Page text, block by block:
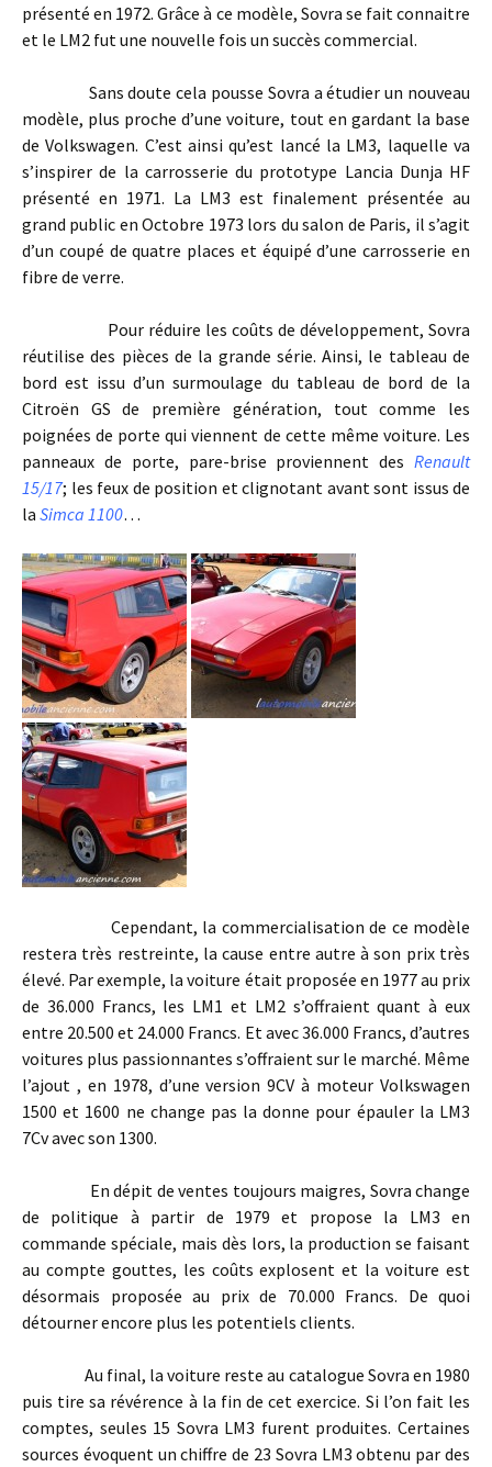
présenté en 1972. Grâce à ce modèle, Sovra se fait connaitre
et le LM2 fut une nouvelle fois un succès commercial.
Sans doute cela pousse Sovra a étudier un nouveau
modèle, plus proche d’une voiture, tout en gardant la base
de Volkswagen. C’est ainsi qu’est lancé la LM3, laquelle va
s’inspirer de la carrosserie du prototype Lancia Dunja HF
présenté en 1971. La LM3 est finalement présentée au
grand public en Octobre 1973 lors du salon de Paris, il s’agit
d’un coupé de quatre places et équipé d’une carrosserie en
fibre de verre.
Pour réduire les coûts de développement, Sovra
réutilise des pièces de la grande série. Ainsi, le tableau de
bord est issu d’un surmoulage du tableau de bord de la
Citroën GS de première génération, tout comme les
poignées de porte qui viennent de cette même voiture. Les
panneaux de porte, pare-brise proviennent des Renault
15/17; les feux de position et clignotant avant sont issus de
la Simca 1100…
Cependant, la commercialisation de ce modèle
restera très restreinte, la cause entre autre à son prix très
élevé. Par exemple, la voiture était proposée en 1977 au prix
de 36.000 Francs, les LM1 et LM2 s’offraient quant à eux
entre 20.500 et 24.000 Francs. Et avec 36.000 Francs, d’autres
voitures plus passionnantes s’offraient sur le marché. Même
l’ajout , en 1978, d’une version 9CV à moteur Volkswagen
1500 et 1600 ne change pas la donne pour épauler la LM3
7Cv avec son 1300.
En dépit de ventes toujours maigres, Sovra change
de politique à partir de 1979 et propose la LM3 en
commande spéciale, mais dès lors, la production se faisant
au compte gouttes, les coûts explosent et la voiture est
désormais proposée au prix de 70.000 Francs. De quoi
détourner encore plus les potentiels clients.
Au final, la voiture reste au catalogue Sovra en 1980
puis tire sa révérence à la fin de cet exercice. Si l’on fait les
comptes, seules 15 Sovra LM3 furent produites. Certaines
sources évoquent un chiffre de 23 Sovra LM3 obtenu par des